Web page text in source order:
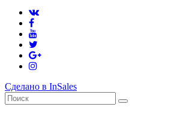
Сделано в InSales